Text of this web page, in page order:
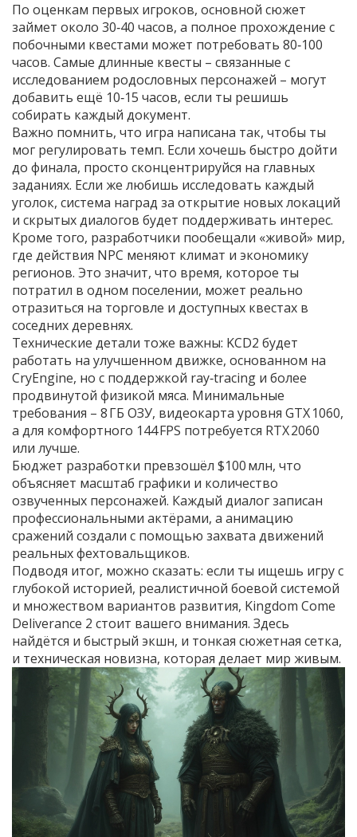
По оценкам первых игроков, основной сюжет
займет около 30‑40 часов, а полное прохождение с
побочными квестами может потребовать 80‑100
часов. Самые длинные квесты – связанные с
исследованием родословных персонажей – могут
добавить ещё 10‑15 часов, если ты решишь
собирать каждый документ.
Важно помнить, что игра написана так, чтобы ты
мог регулировать темп. Если хочешь быстро дойти
до финала, просто сконцентрируйся на главных
заданиях. Если же любишь исследовать каждый
уголок, система наград за открытие новых локаций
и скрытых диалогов будет поддерживать интерес.
Кроме того, разработчики пообещали «живой» мир,
где действия NPC меняют климат и экономику
регионов. Это значит, что время, которое ты
потратил в одном поселении, может реально
отразиться на торговле и доступных квестах в
соседних деревнях.
Технические детали тоже важны: KCD2 будет
работать на улучшенном движке, основанном на
CryEngine, но с поддержкой ray‑tracing и более
продвинутой физикой мяса. Минимальные
требования – 8 ГБ ОЗУ, видеокарта уровня GTX 1060,
а для комфортного 144 FPS потребуется RTX 2060
или лучше.
Бюджет разработки превзошёл $100 млн, что
объясняет масштаб графики и количество
озвученных персонажей. Каждый диалог записан
профессиональными актёрами, а анимацию
сражений создали с помощью захвата движений
реальных фехтовальщиков.
Подводя итог, можно сказать: если ты ищешь игру с
глубокой историей, реалистичной боевой системой
и множеством вариантов развития, Kingdom Come
Deliverance 2 стоит вашего внимания. Здесь
найдётся и быстрый экшн, и тонкая сюжетная сетка,
и техническая новизна, которая делает мир живым.